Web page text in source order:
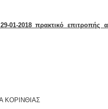
01-2018 πρακτικό επιτροπής
ΚΟΡΙΝΘΙΑΣ